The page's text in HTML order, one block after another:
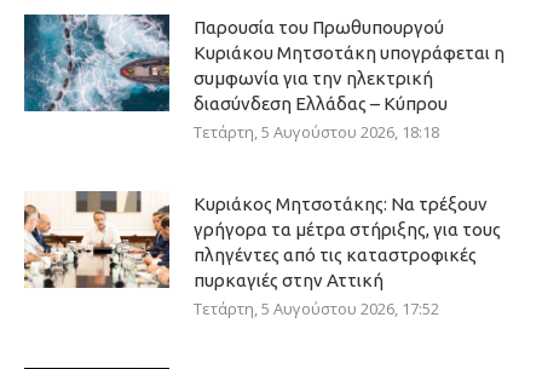
Παρουσία του Πρωθυπουργού
Κυριάκου Μητσοτάκη υπογράφεται η
συμφωνία για την ηλεκτρική
διασύνδεση Ελλάδας – Κύπρου
Τετάρτη, 5 Αυγούστου 2026, 18:18
Κυριάκος Μητσοτάκης: Να τρέξουν
γρήγορα τα μέτρα στήριξης, για τους
πληγέντες από τις καταστροφικές
πυρκαγιές στην Αττική
Τετάρτη, 5 Αυγούστου 2026, 17:52